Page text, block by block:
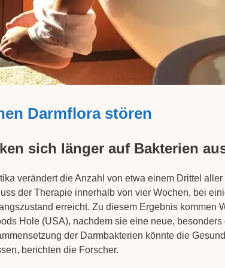
Darmflora stören
sich länger auf Bakterien
verändert die Anzahl von etwa einem Drittel
der Therapie innerhalb von vier Wochen, bei
erreicht. Zu diesem Ergebnis kommen
Hole (USA), nachdem sie eine neue,
der Darmbakterien könnte die
berichten die Forscher.